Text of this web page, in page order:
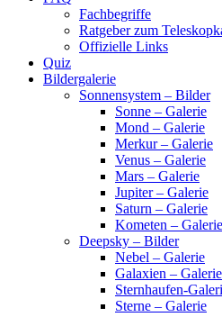
Fachbegriffe
Ratgeber zum
Offizielle Links
Quiz
Bildergalerie
Sonnensystem – Bilder
Sonne – Galerie
Mond – Galerie
Merkur – Galerie
Venus – Galerie
Mars – Galerie
Jupiter – Galerie
Saturn – Galerie
Kometen – Galerie
Deepsky – Bilder
Nebel – Galerie
Galaxien – Galerie
Sternhaufen-
Sterne – Galerie